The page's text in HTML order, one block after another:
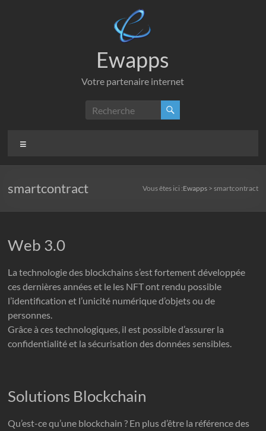
Ewapps
Votre partenaire internet
smartcontract Vous êtes ici :Ewapps> smartcontract
Web 3.0
La technologie des blockchains s’est fortement développée
ces dernières années et le les NFT ont rendu possible
l’identification et l’unicité numérique d’objets ou de
personnes.
Grâce à ces technologiques, il est possible d’assurer la
confidentialité et la sécurisation des données sensibles.
Solutions Blockchain
Qu’est-ce qu’une blockchain ? En plus d’être la référence des